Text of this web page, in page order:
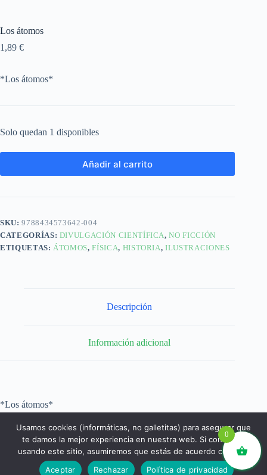
Los átomos
1,89 €
*Los átomos*
Solo quedan 1 disponibles
Añadir al carrito
SKU:9788434573642-004
CATEGORÍAS: DIVULGACIÓN CIENTÍFICA,NO FICCIÓN
ETIQUETAS:ÁTOMOS,FÍSICA, HISTORIA,ILUSTRACIONES
Descripción
Información adicional
*Los átomos*
libros.eco © - Desde Barcelona para el mundo 💚 |
0
Usamos cookies (informáticas, no galletitas) para asegurar que
te damos la mejor experiencia en nuestra web. Si continúas
usando este sitio, asumiremos que estás de acuerdo con ello.
Aceptar
Rechazar Política de privacidad